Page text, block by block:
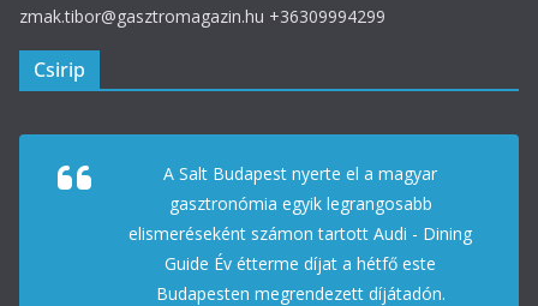
zmak.tibor@gasztromagazin.hu +36309994299
Csirip
A Salt Budapest nyerte el a magyar
gasztronómia egyik legrangosabb
elismeréseként számon tartott Audi - Dining
Guide Év étterme díjat a hétfő este
Budapesten megrendezett díjátadón.